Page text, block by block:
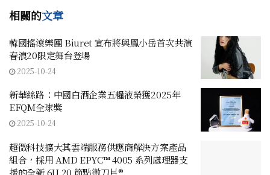
相關的文章
韓國搖滾樂團 Biuret 宣布將與鳳小岳首次共演
春浪20限定舞台登場
2025-10-24
新華絲路：中國白酒企業五糧液榮獲2025年
EFQM全球獎
2025-10-24
超微科技擴大其雲端服務供應商解決方案產品
組合，採用 AMD EPYC™ 4005 系列處理器支
援的全新 6U 20 節點微刀片®